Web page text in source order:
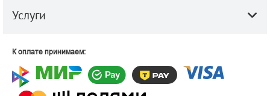
Услуги
К оплате принимаем: